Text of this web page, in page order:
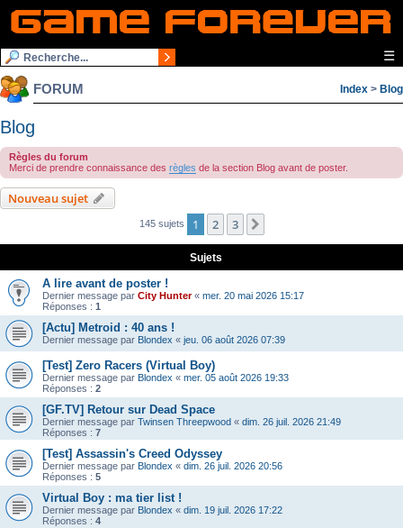
☰
FORUM Index > Blog
Blog
Règles du forum
Merci de prendre connaissance des règles de la section Blog avant de poster.
Nouveau sujet
145 sujets 1 2 3
Sujets
A lire avant de poster !
Dernier message par City Hunter« mer. 20 mai 2026 15:17
Réponses : 1
[Actu] Metroid : 40 ans !
Dernier message par Blondex « jeu. 06 août 2026 07:39
[Test] Zero Racers (Virtual Boy)
Dernier message par Blondex « mer. 05 août 2026 19:33
Réponses : 2
[GF.TV] Retour sur Dead Space
Dernier message par Twinsen Threepwood « dim. 26 juil. 2026 21:49
Réponses : 7
[Test] Assassin's Creed Odyssey
Dernier message par Blondex « dim. 26 juil. 2026 20:56
Réponses : 5
Virtual Boy : ma tier list !
Dernier message par Blondex « dim. 19 juil. 2026 17:22
Réponses : 4